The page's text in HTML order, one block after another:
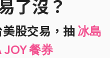
了沒？
股交易，抽 冰島
JOY 餐券